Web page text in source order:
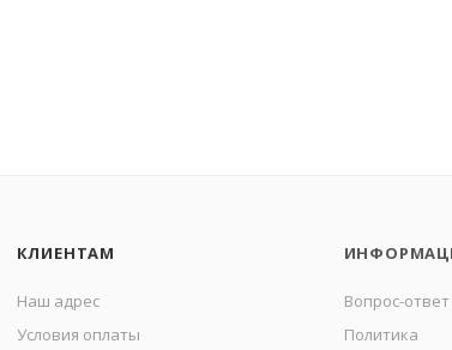
КЛИЕНТАМ
Наш адрес
Условия оплаты
Вопрос-ответ
Политика